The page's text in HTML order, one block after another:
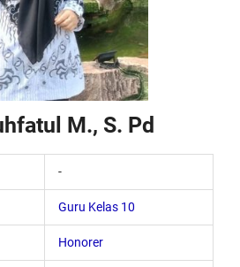
M., S. Pd
-
Guru Kelas 10
Honorer